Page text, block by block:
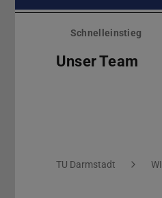
Menü
überspringenSchnelleinstieg
Unser Team
Sie befinden sich hier:
TU Darmstadt WI